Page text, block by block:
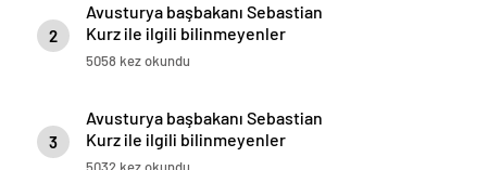
2
Avusturya başbakanı Sebastian
Kurz ile ilgili bilinmeyenler
5058 kez okundu
3
Avusturya başbakanı Sebastian
Kurz ile ilgili bilinmeyenler